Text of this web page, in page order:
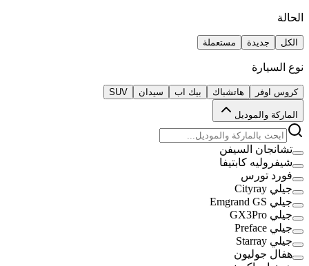
الحالة
الكل جديدة مستعملة
نوع السيارة
كروس اوفر هاتشباك بيك اب سيدان SUV
الماركة والموديل
تشانجان السيفن
شيفروليه كابتيفا
فورد تورس
جيلي Cityray
جيلي Emgrand GS
جيلي GX3Pro
جيلي Preface
جيلي Starray
هفال جوليون